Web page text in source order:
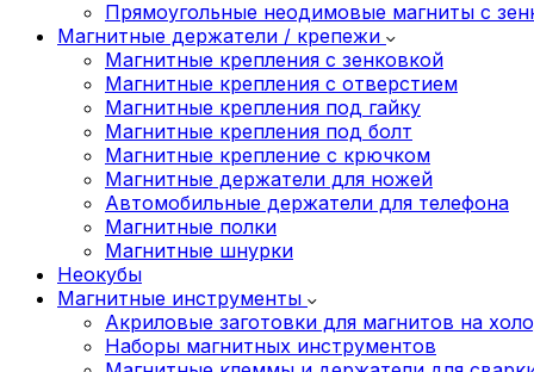
Прямоугольные неодимовые магниты с
Магнитные держатели / крепежи
Магнитные крепления с зенковкой
Магнитные крепления с отверстием
Магнитные крепления под гайку
Магнитные крепления под болт
Магнитные крепление с крючком
Магнитные держатели для ножей
Автомобильные держатели для телефона
Магнитные полки
Магнитные шнурки
Неокубы
Магнитные инструменты
Акриловые заготовки для магнитов на
Наборы магнитных инструментов